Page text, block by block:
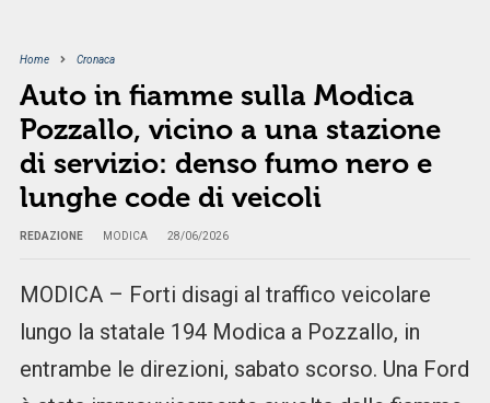
Home Cronaca
Auto in fiamme sulla Modica
Pozzallo, vicino a una stazione
di servizio: denso fumo nero e
lunghe code di veicoli
REDAZIONE MODICA 28/06/2026
MODICA – Forti disagi al traffico veicolare
lungo la statale 194 Modica a Pozzallo, in
entrambe le direzioni, sabato scorso. Una Ford